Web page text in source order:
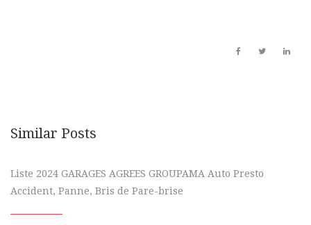
Similar Posts
Liste 2024 GARAGES AGREES GROUPAMA Auto Presto
Accident, Panne, Bris de Pare-brise